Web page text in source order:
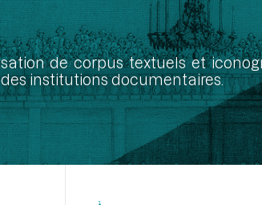
de corpus textuels et
institutions documentaires.